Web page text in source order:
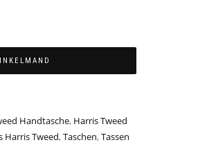
Handtasche, Harris Tweed
Harris Tweed,Taschen,Tassen